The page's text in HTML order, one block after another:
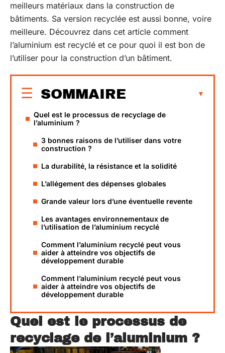
meilleurs matériaux dans la construction de
bâtiments. Sa version recyclée est aussi bonne, voire
meilleure. Découvrez dans cet article comment
l’aluminium est recyclé et ce pour quoi il est bon de
l’utiliser pour la construction d’un bâtiment.
SOMMAIRE
Quel est le processus de recyclage de
l’aluminium ?
3 bonnes raisons de l’utiliser dans votre
construction ?
La durabilité, la résistance et la solidité
L’allégement des dépenses globales
Grande valeur lors d’une éventuelle revente
Les avantages environnementaux de
l’utilisation de l’aluminium recyclé
Comment l’aluminium recyclé peut vous
aider à atteindre vos objectifs de
développement durable
Comment l’aluminium recyclé peut vous
aider à atteindre vos objectifs de
développement durable
Quel est le processus de
recyclage de l’aluminium ?